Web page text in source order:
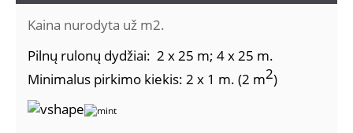
Kaina nurodyta už m2.
Pilnų rulonų dydžiai: 2 x 25 m; 4 x 25 m.
Minimalus pirkimo kiekis: 2 x 1 m. (2 m2)